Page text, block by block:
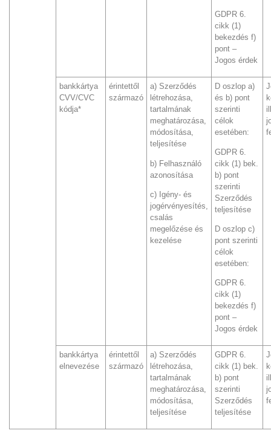
GDPR 6.
cikk (1)
bekezdés f)
pont –
Jogos érdek
bankkártya
CVV/CVC
kódja*
érintettől
származó
a) Szerződés
létrehozása,
tartalmának
meghatározása,
módosítása,
teljesítése
b) Felhasználó
azonosítása
c) Igény- és
jogérvényesítés,
csalás
megelőzése és
kezelése
D oszlop a)
és b) pont
szerinti
célok
esetében:
GDPR 6.
cikk (1) bek.
b) pont
szerinti
Szerződés
teljesítése
D oszlop c)
pont szerinti
célok
esetében:
GDPR 6.
cikk (1)
bekezdés f)
pont –
Jogos érdek
bankkártya
elnevezése
érintettől
származó
a) Szerződés
létrehozása,
tartalmának
meghatározása,
módosítása,
teljesítése
GDPR 6.
cikk (1) bek.
b) pont
szerinti
Szerződés
teljesítése